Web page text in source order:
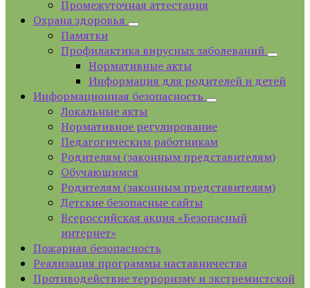
Промежуточная аттестация
Охрана здоровья
Памятки
Профилактика вирусных заболеваний
Нормативные акты
Информация для родителей и детей
Информационная безопасность
Локальные акты
Нормативное регулирование
Педагогическим работникам
Родителям (законным представителям)
Обучающимся
Родителям (законным представителям)
Детские безопасные сайты
Всероссийская акция «Безопасный
интернет»
Пожарная безопасность
Реализация программы наставничества
Противодействие терроризму и экстремистской